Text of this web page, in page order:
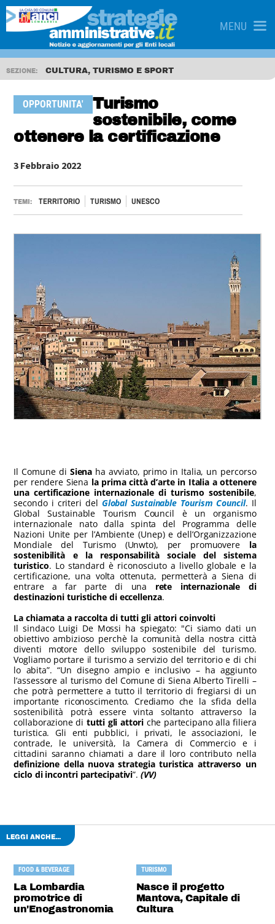
MENU
SEZIONE: CULTURA, TURISMO E SPORT
OPPORTUNITA'
Turismo
sostenibile, come
ottenere la certificazione
3 Febbraio 2022
TEMI: TERRITORIO TURISMO UNESCO
Il Comune di Siena ha avviato, primo in Italia, un percorso
per rendere Siena la prima città d’arte in Italia a ottenere
una certificazione internazionale di turismo sostenibile,
secondo i criteri del Global Sustainable Tourism Council. Il
Global Sustainable Tourism Council è un organismo
internazionale nato dalla spinta del Programma delle
Nazioni Unite per l’Ambiente (Unep) e dell’Organizzazione
Mondiale del Turismo (Unwto), per promuovere la
sostenibilità e la responsabilità sociale del sistema
turistico. Lo standard è riconosciuto a livello globale e la
certificazione, una volta ottenuta, permetterà a Siena di
entrare a far parte di una rete internazionale di
destinazioni turistiche di eccellenza.
La chiamata a raccolta di tutti gli attori coinvolti
Il sindaco Luigi De Mossi ha spiegato: "Ci siamo dati un
obiettivo ambizioso perchè la comunità della nostra città
diventi motore dello sviluppo sostenibile del turismo.
Vogliamo portare il turismo a servizio del territorio e di chi
lo abita”. “Un disegno ampio e inclusivo – ha aggiunto
l’assessore al turismo del Comune di Siena Alberto Tirelli –
che potrà permettere a tutto il territorio di fregiarsi di un
importante riconoscimento. Crediamo che la sfida della
sostenibilità potrà essere vinta soltanto attraverso la
collaborazione di tutti gli attori che partecipano alla filiera
turistica. Gli enti pubblici, i privati, le associazioni, le
contrade, le università, la Camera di Commercio e i
cittadini saranno chiamati a dare il loro contributo nella
definizione della nuova strategia turistica attraverso un
ciclo di incontri partecipativi”. (VV)
LEGGI ANCHE...
FOOD & BEVERAGE
La Lombardia
promotrice di
un'Enogastronomia
TURISMO
Nasce il progetto
Mantova, Capitale di
Cultura